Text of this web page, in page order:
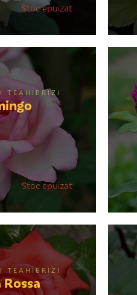
Stoc epuizat
TEAHIBRIZI
Stoc epuizat
TEAHIBRIZI